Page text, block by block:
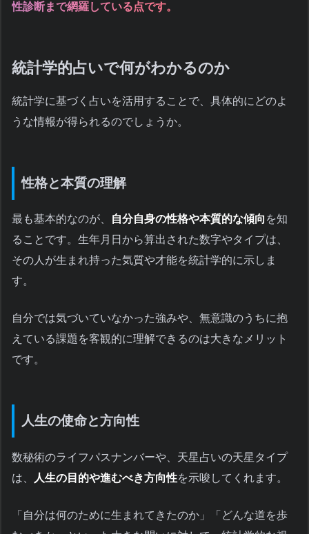
性診断まで網羅している点です。
統計学的占いで何がわかるのか
統計学に基づく占いを活用することで、具体的にどのよ
うな情報が得られるのでしょうか。
性格と本質の理解
最も基本的なのが、 自分自身の性格や本質的な傾向 を知
ることです。生年月日から算出された数字やタイプは、
その人が生まれ持った気質や才能を統計学的に示しま
す。
自分では気づいていなかった強みや、無意識のうちに抱
えている課題を客観的に理解できるのは大きなメリット
です。
人生の使命と方向性
数秘術のライフパスナンバーや、天星占いの天星タイプ
は、
人生の目的や進むべき方向性を示唆してくれます。
「自分は何のために生まれてきたのか」「どんな道を歩